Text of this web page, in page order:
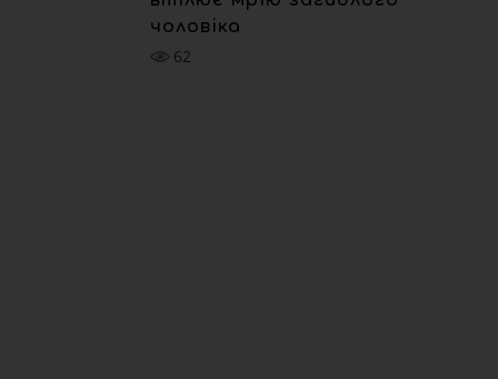
чоловіка
62